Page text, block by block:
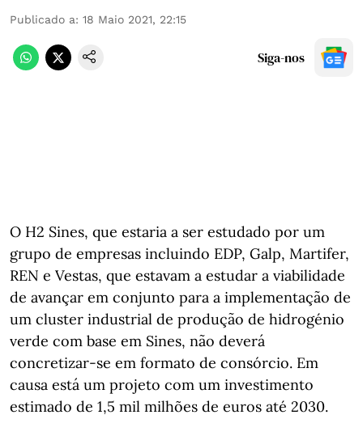
Publicado a: 18 Maio 2021, 22:15
Siga-nos
O H2 Sines, que estaria a ser estudado por um
grupo de empresas incluindo EDP, Galp, Martifer,
REN e Vestas, que estavam a estudar a viabilidade
de avançar em conjunto para a implementação de
um cluster industrial de produção de hidrogénio
verde com base em Sines, não deverá
concretizar-se em formato de consórcio. Em
causa está um projeto com um investimento
estimado de 1,5 mil milhões de euros até 2030.